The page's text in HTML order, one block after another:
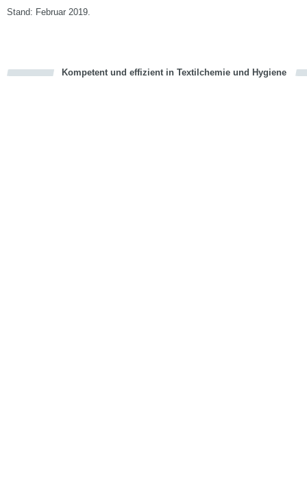
Stand: Februar 2019.
Kompetent und effizient in Textilchemie und Hygiene